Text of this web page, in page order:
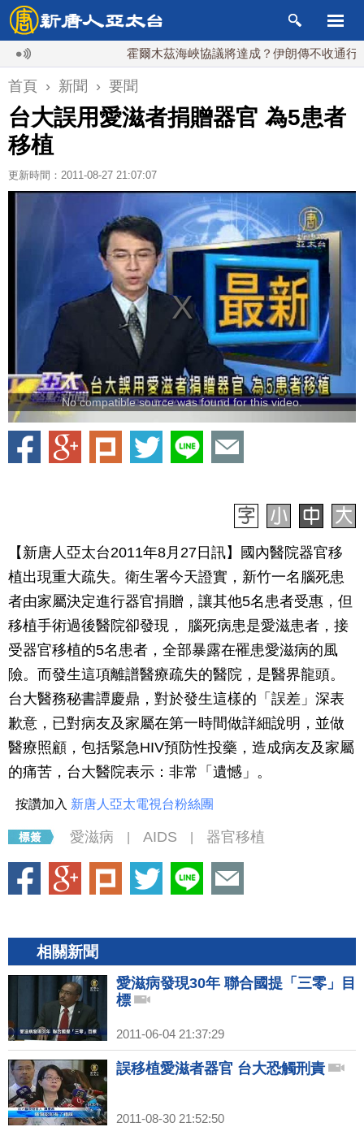
霍爾木茲海峽協議將達成？伊朗傳不收通行費
首頁 › 新聞 › 要聞
台大誤用愛滋者捐贈器官 為5患者
移植
更新時間：2011-08-27 21:07:07
No compatible source was found for this video.
【新唐人亞太台2011年8月27日訊】國內醫院器官移
植出現重大疏失。衛生署今天證實，新竹一名腦死患
者由家屬決定進行器官捐贈，讓其他5名患者受惠，但
移植手術過後醫院卻發現， 腦死病患是愛滋患者，接
受器官移植的5名患者，全部暴露在罹患愛滋病的風
險。而發生這項離譜醫療疏失的醫院，是醫界龍頭。
台大醫務秘書譚慶鼎，對於發生這樣的「誤差」深表
歉意，已對病友及家屬在第一時間做詳細說明，並做
醫療照顧，包括緊急HIV預防性投藥，造成病友及家屬
的痛苦，台大醫院表示：非常「遺憾」。
按讚加入 新唐人亞太電視台粉絲團
愛滋病 AIDS 器官移植
相關新聞
愛滋病發現30年 聯合國提「三零」目
標
2011-06-04 21:37:29
誤移植愛滋者器官 台大恐觸刑責
2011-08-30 21:52:50